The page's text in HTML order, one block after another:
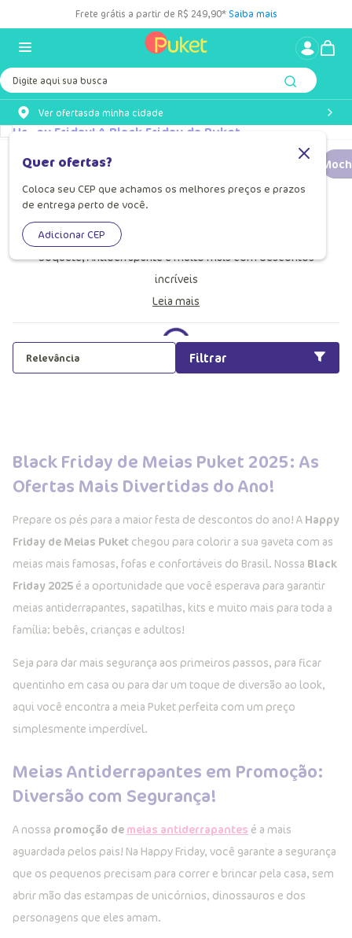
Frete grátis a partir de R$ 249,90* Saiba mais
Digite aqui sua busca
Ver ofertasda minha cidade
Quer ofertas?
Coloca seu CEP que achamos os melhores preços e prazos
de entrega perto de você.
Adicionar CEP
Happy FridayPijamas e Macacão Biquínis, Maiôs e Sungas
Meias Na Happy Friday
Na Happy Friday da Puket você encontra Meias Sapatilha,
Soquete, Antiderrapante e muito mais com descontos
incríveis
Leia mais
Relevância Filtrar
Black Friday de Meias Puket 2025: As
Ofertas Mais Divertidas do Ano!
Prepare os pés para a maior festa de descontos do ano! A Happy
Friday de Meias Puket chegou para colorir a sua gaveta com as
meias mais famosas, fofas e confortáveis do Brasil. Nossa Black
Friday 2025 é a oportunidade que você esperava para garantir
meias antiderrapantes, sapatilhas, kits e muito mais para toda a
família: bebês, crianças e adultos!
Seja para dar mais segurança aos primeiros passos, para ficar
quentinho em casa ou para dar um toque de diversão ao look,
aqui você encontra a meia Puket perfeita com um preço
simplesmente imperdível.
Meias Antiderrapantes em Promoção:
Diversão com Segurança!
A nossa promoção de meias antiderrapantes é a mais
aguardada pelos pais! Na Happy Friday, você garante a segurança
que os pequenos precisam para correr e brincar pela casa, sem
abrir mão das estampas de unicórnios, dinossauros e dos
personagens que eles amam.